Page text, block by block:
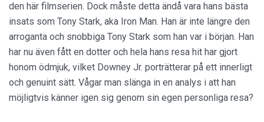
den här filmserien. Dock måste detta ändå vara hans bästa
insats som Tony Stark, aka Iron Man. Han är inte längre den
arroganta och snobbiga Tony Stark som han var i början. Han
har nu även fått en dotter och hela hans resa hit har gjort
honom ödmjuk, vilket Downey Jr. porträtterar på ett innerligt
och genuint sätt. Vågar man slänga in en analys i att han
möjligtvis känner igen sig genom sin egen personliga resa?